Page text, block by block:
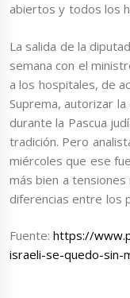
abiertos y todos los
La salida de la
semana con el
a los hospitales, de
Suprema, autorizar
durante la Pascua
tradición. Pero
miércoles que ese
más bien a
diferencias entre los
Fuente:https://
israeli-se-quedo-sin-